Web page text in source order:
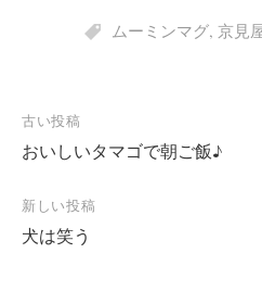
ムーミンマグ, 京見
投
稿
ナ
ビ
ゲ
古い投稿
おいしいタマゴで朝ご飯♪
新しい投稿
犬は笑う